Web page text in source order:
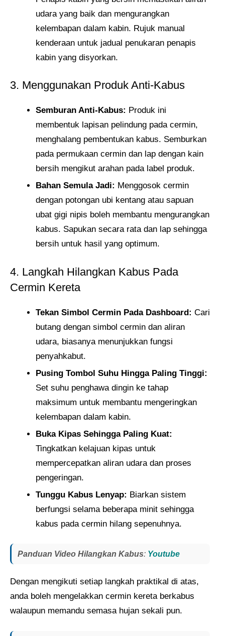
udara yang baik dan mengurangkan
kelembapan dalam kabin. Rujuk manual
kenderaan untuk jadual penukaran penapis
kabin yang disyorkan.
3. Menggunakan Produk Anti-Kabus
Semburan Anti-Kabus: Produk ini
membentuk lapisan pelindung pada cermin,
menghalang pembentukan kabus. Semburkan
pada permukaan cermin dan lap dengan kain
bersih mengikut arahan pada label produk.
Bahan Semula Jadi: Menggosok cermin
dengan potongan ubi kentang atau sapuan
ubat gigi nipis boleh membantu mengurangkan
kabus. Sapukan secara rata dan lap sehingga
bersih untuk hasil yang optimum.
4. Langkah Hilangkan Kabus Pada
Cermin Kereta
Tekan Simbol Cermin Pada Dashboard: Cari
butang dengan simbol cermin dan aliran
udara, biasanya menunjukkan fungsi
penyahkabut.
Pusing Tombol Suhu Hingga Paling Tinggi:
Set suhu penghawa dingin ke tahap
maksimum untuk membantu mengeringkan
kelembapan dalam kabin.
Buka Kipas Sehingga Paling Kuat:
Tingkatkan kelajuan kipas untuk
mempercepatkan aliran udara dan proses
pengeringan.
Tunggu Kabus Lenyap: Biarkan sistem
berfungsi selama beberapa minit sehingga
kabus pada cermin hilang sepenuhnya.
Panduan Video Hilangkan Kabus: Youtube
Dengan mengikuti setiap langkah praktikal di atas,
anda boleh mengelakkan cermin kereta berkabus
walaupun memandu semasa hujan sekali pun.